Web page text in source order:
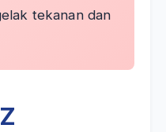
tekanan dan